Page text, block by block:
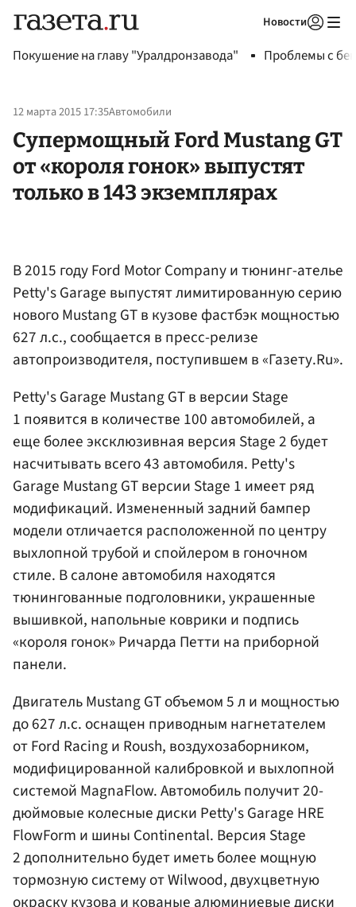
Новости
Покушение на главу "Уралдронзавода" Проблемы с
12 марта 2015 17:35Автомобили
Супермощный Ford Mustang GT
от «короля гонок» выпустят
только в 143 экземплярах
В 2015 году Ford Motor Company и тюнинг-ателье
Petty's Garage выпустят лимитированную серию
нового Mustang GT в кузове фастбэк мощностью
627 л.с., сообщается в пресс-релизе
автопроизводителя, поступившем в «Газету.Ru».
Petty's Garage Mustang GT в версии Stage
1 появится в количестве 100 автомобилей, а
еще более эксклюзивная версия Stage 2 будет
насчитывать всего 43 автомобиля. Petty's
Garage Mustang GT версии Stage 1 имеет ряд
модификаций. Измененный задний бампер
модели отличается расположенной по центру
выхлопной трубой и спойлером в гоночном
стиле. В салоне автомобиля находятся
тюнингованные подголовники, украшенные
вышивкой, напольные коврики и подпись
«короля гонок» Ричарда Петти на приборной
панели.
Двигатель Mustang GT объемом 5 л и мощностью
до 627 л.с. оснащен приводным нагнетателем
от Ford Racing и Roush, воздухозаборником,
модифицированной калибровкой и выхлопной
системой MagnaFlow. Автомобиль получит 20-
дюймовые колесные диски Petty's Garage HRE
FlowForm и шины Continental. Версия Stage
2 дополнительно будет иметь более мощную
тормозную систему от Wilwood, двухцветную
окраску кузова и кованые алюминиевые диски